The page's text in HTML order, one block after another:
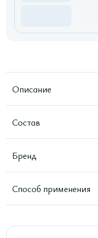
Описание
Состав
Бренд
Способ применения